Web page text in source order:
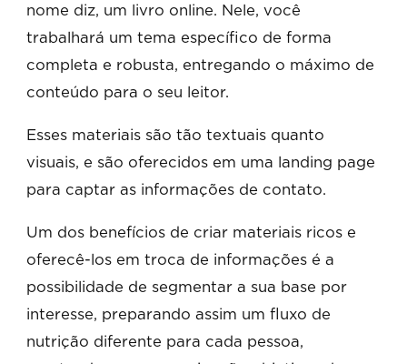
nome diz, um livro online. Nele, você
trabalhará um tema específico de forma
completa e robusta, entregando o máximo de
conteúdo para o seu leitor.
Esses materiais são tão textuais quanto
visuais, e são oferecidos em uma landing page
para captar as informações de contato.
Um dos benefícios de criar materiais ricos e
oferecê-los em troca de informações é a
possibilidade de segmentar a sua base por
interesse, preparando assim um fluxo de
nutrição diferente para cada pessoa,